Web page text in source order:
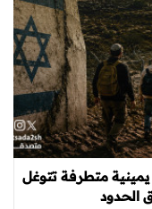
متطرفة تتوغل
الحدود